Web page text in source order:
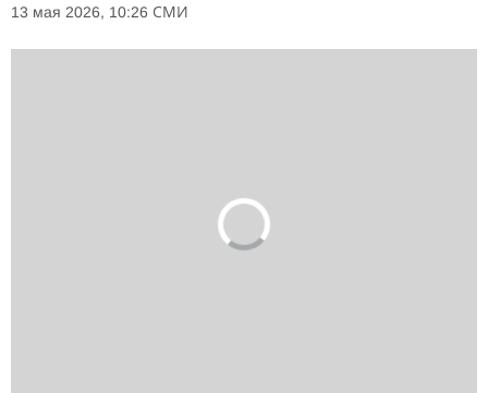
13 мая 2026, 10:26 СМИ